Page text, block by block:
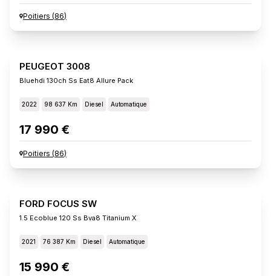
Poitiers (86)
PEUGEOT 3008
Bluehdi 130ch Ss Eat8 Allure Pack
2022 98 637 Km Diesel Automatique
17 990 €
Poitiers (86)
FORD FOCUS SW
1.5 Ecoblue 120 Ss Bva8 Titanium X
2021 76 387 Km Diesel Automatique
15 990 €